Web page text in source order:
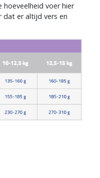
voer hier
dat er altijd vers en